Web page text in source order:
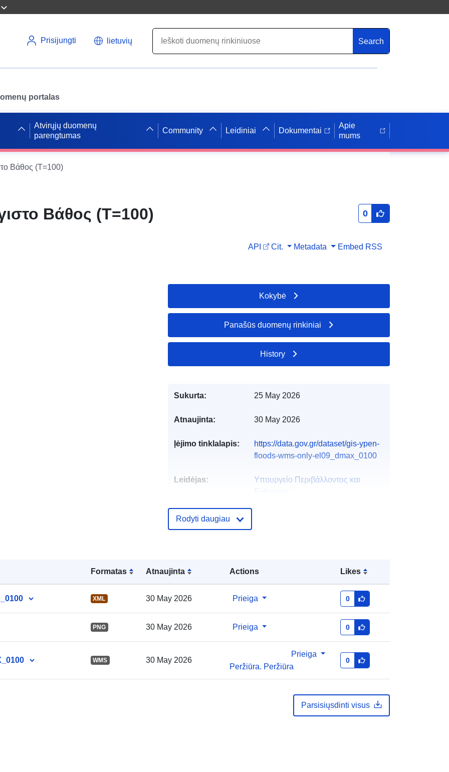
Prisijungti lietuvių Search
portalas
Atvirųjų duomenų
parengtumas
Community Leidiniai Dokumentai
Apie
mums
Βάθος (T=100)
Βάθος (T=100) 0
API Cit. Metadata Embed RSS
Formatas Atnaujinta Actions Likes
XML 30 May 2026 Prieiga 0
PNG 30 May 2026 Prieiga 0
WMS 30 May 2026
Prieiga
Peržiūra. Peržiūra
0
Parsisiųsdinti visus
Kokybė
Panašūs duomenų rinkiniai
History
Sukurta: 25 May 2026
Atnaujinta: 30 May 2026
Įėjimo tinklalapis:
https://data.gov.gr/dataset/gis-ypen-
floods-wms-only-el09_dmax_0100
Leidėjas:
Υπουργείο Περιβάλλοντος και
Ενέργειας
Atnaujinta informacija apie duomenis.europa.eu:
29 July 2026
duomenys:
gis-ypen-floods-wms-only-
Rodyti daugiau